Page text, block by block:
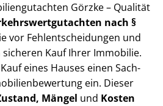
Görzke – Qualität
nach §
vor Fehl­ent­schei­dun­gen und
Kauf Ihrer Immobilie.
eines Hauses einen Sach­
ein. Dieser
Mängel und Kosten